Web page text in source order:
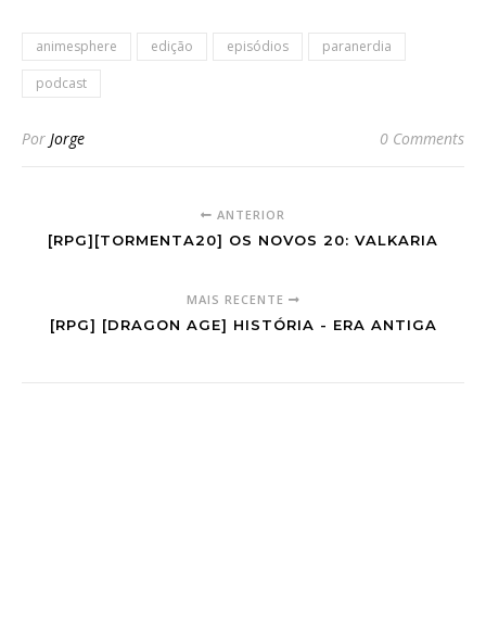
animesphere edição episódios
paranerdia
podcast
Por Jorge 0 Comments
ANTERIOR
[RPG][TORMENTA20] OS NOVOS 20: VALKARIA
MAIS RECENTE
[RPG] [DRAGON AGE] HISTÓRIA - ERA ANTIGA